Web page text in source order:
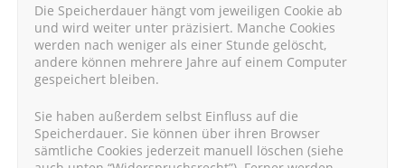
Die Speicherdauer hängt vom jeweiligen Cookie ab
und wird weiter unter präzisiert. Manche Cookies
werden nach weniger als einer Stunde gelöscht,
andere können mehrere Jahre auf einem Computer
gespeichert bleiben.
Sie haben außerdem selbst Einfluss auf die
Speicherdauer. Sie können über ihren Browser
sämtliche Cookies jederzeit manuell löschen (siehe